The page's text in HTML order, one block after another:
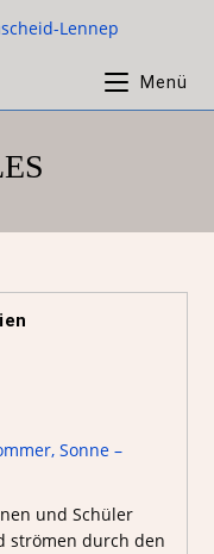
Menü
und Schüler
strömen durch den